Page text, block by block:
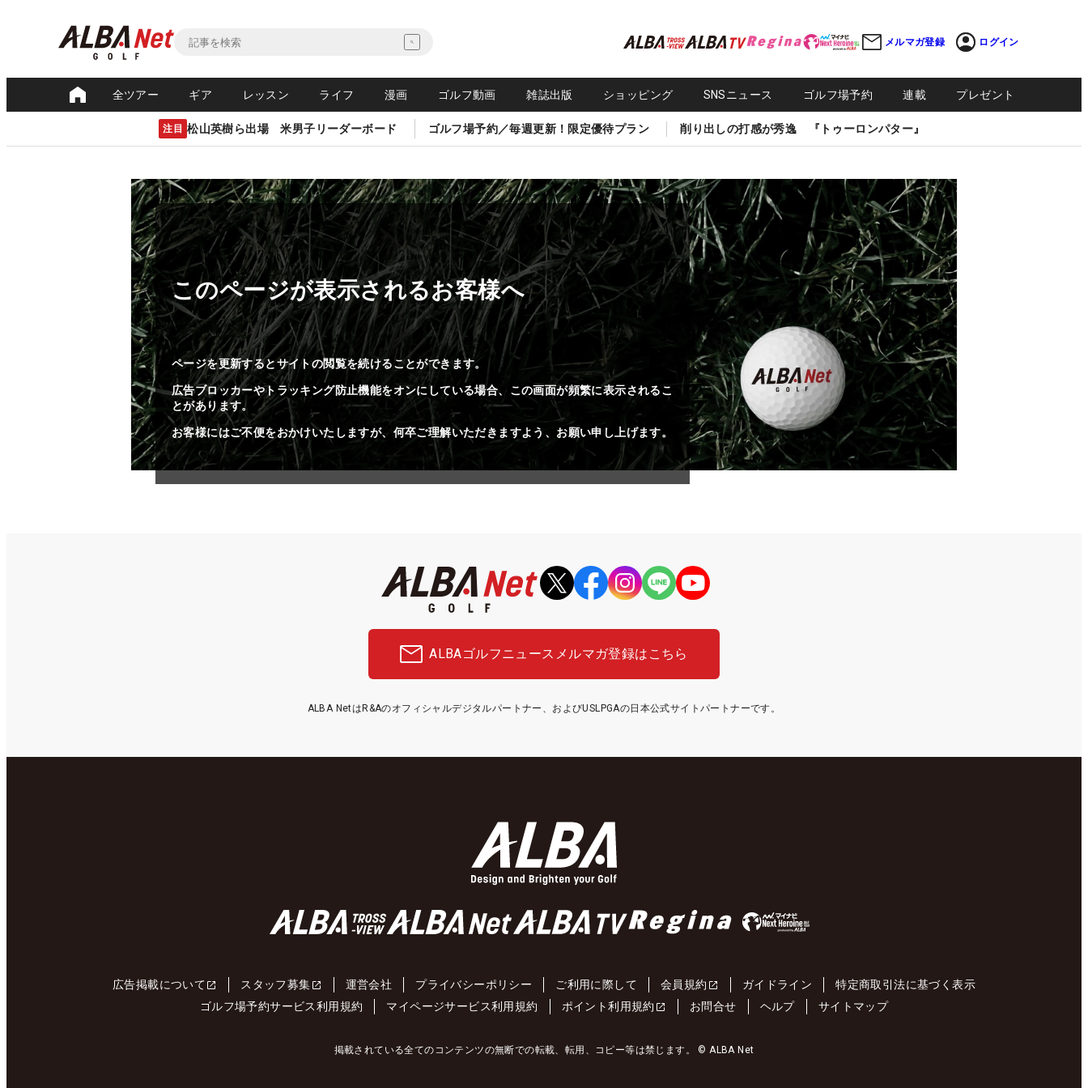
メルマガ登録 ログイン
全ツアー ギア レッスン ライフ 漫画 ゴルフ動画 雑誌出版 ショッピング SNSニュース ゴルフ場予約 連載 プレゼント
注目 松山英樹ら出場 米男子リーダーボード ゴルフ場予約／毎週更新！限定優待プラン 削り出しの打感が秀逸 『トゥーロンパター』
このページが表示されるお客様へ
ページを更新するとサイトの閲覧を続けることができます。
広告ブロッカーやトラッキング防止機能をオンにしている場合、この画面が頻繁に表示されるこ
とがあります。
お客様にはご不便をおかけいたしますが、何卒ご理解いただきますよう、お願い申し上げます。
ALBAゴルフニュース メルマガ登録はこちら
ALBA NetはR&Aのオフィシャルデジタルパートナー、およびUSLPGAの日本公式サイトパートナーです。
広告掲載について スタッフ募集 運営会社 プライバシーポリシー ご利用に際して 会員規約 ガイドライン
特定商取引法に基づく表示
ゴルフ場予約サービス利用規約
マイページサービス利用規約 ポイント利用規約 お問合せ ヘルプ サイトマップ
掲載されている全てのコンテンツの無断での転載、転用、コピー等は禁じます。 © ALBA Net